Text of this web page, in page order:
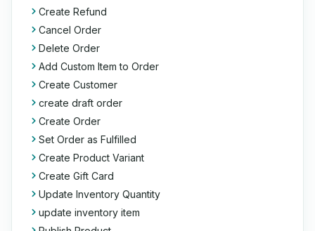
Create Refund
Cancel Order
Delete Order
Add Custom Item to Order
Create Customer
create draft order
Create Order
Set Order as Fulfilled
Create Product Variant
Create Gift Card
Update Inventory Quantity
update inventory item